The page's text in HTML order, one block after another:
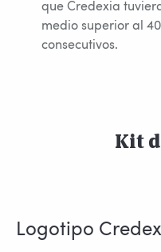
que Credexia
medio superior al
consecutivos.
Kit
Logotipo